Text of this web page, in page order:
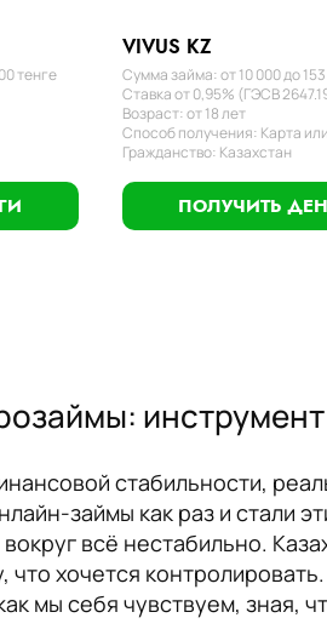
тенге
VIVUS KZ
Сумма займа: от 10 000 до
Ставка от 0,95% (ГЭСВ
Возраст: от 18 лет
Способ получения: Карта
Гражданство: Казахстан
ПОЛУЧИТЬ
инструмент
стабильности,
займы как раз и стали
всё нестабильно.
что хочется
мы себя чувствуем, зная,